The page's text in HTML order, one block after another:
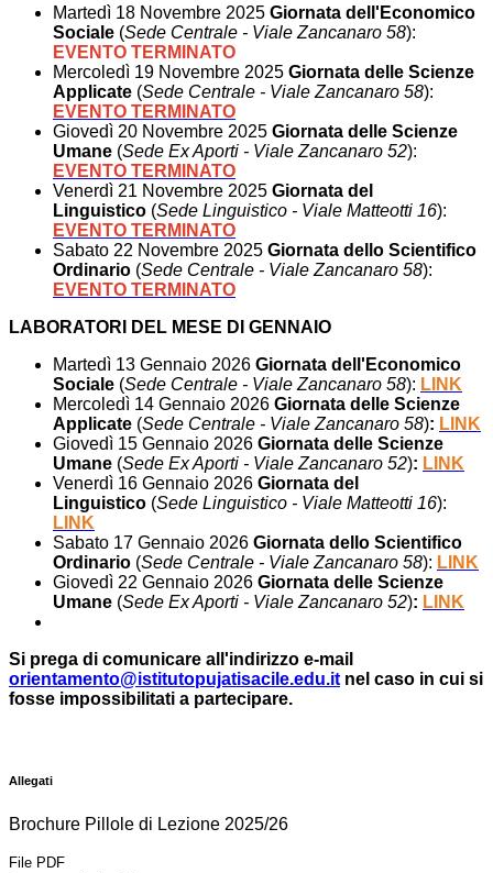
Martedì 18 Novembre 2025 Giornata dell'Economico
Sociale (Sede Centrale - Viale Zancanaro 58):
EVENTO TERMINATO
Mercoledì 19 Novembre 2025 Giornata delle Scienze
Applicate (Sede Centrale - Viale Zancanaro 58):
EVENTO TERMINATO
Giovedì 20 Novembre 2025 Giornata delle Scienze
Umane (Sede Ex Aporti - Viale Zancanaro 52):
EVENTO TERMINATO
Venerdì 21 Novembre 2025 Giornata del
Linguistico (Sede Linguistico - Viale Matteotti 16):
EVENTO TERMINATO
Sabato 22 Novembre 2025 Giornata dello Scientifico
Ordinario (Sede Centrale - Viale Zancanaro 58):
EVENTO TERMINATO
LABORATORI DEL MESE DI GENNAIO
Martedì 13 Gennaio 2026 Giornata dell'Economico
Sociale (Sede Centrale - Viale Zancanaro 58): LINK
Mercoledì 14 Gennaio 2026 Giornata delle Scienze
Applicate (Sede Centrale - Viale Zancanaro 58): LINK
Giovedì 15 Gennaio 2026 Giornata delle Scienze
Umane (Sede Ex Aporti - Viale Zancanaro 52): LINK
Venerdì 16 Gennaio 2026 Giornata del
Linguistico (Sede Linguistico - Viale Matteotti 16):
LINK
Sabato 17 Gennaio 2026 Giornata dello Scientifico
Ordinario (Sede Centrale - Viale Zancanaro 58): LINK
Giovedì 22 Gennaio 2026 Giornata delle Scienze
Umane (Sede Ex Aporti - Viale Zancanaro 52): LINK
Si prega di comunicare all'indirizzo e-mail
orientamento@istitutopujatisacile.edu.it nel caso in cui si
fosse impossibilitati a partecipare.
Allegati
Brochure Pillole di Lezione 2025/26
File PDF